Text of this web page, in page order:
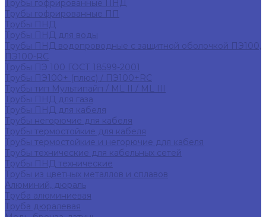
Трубы гофрированные ПНД
Трубы гофрированные ПП
Трубы ПНД
Трубы ПНД для воды
Трубы ПНД водопроводные с защитной оболочкой ПЭ100,
ПЭ100-RC
Трубы ПЭ 100 ГОСТ 18599-2001
Трубы ПЭ100+ (плюс) / ПЭ100+RC
Трубы тип Мультипайп / ML II / ML III
Трубы ПНД для газа
Трубы ПНД для кабеля
Трубы негорючие для кабеля
Трубы термостойкие для кабеля
Трубы термостойкие и негорючие для кабеля
Трубы технические для кабельных сетей
Трубы ПНД технические
Трубы из цветных металлов и сплавов
Алюминий, дюраль
Труба алюминиевая
Труба дюралевая